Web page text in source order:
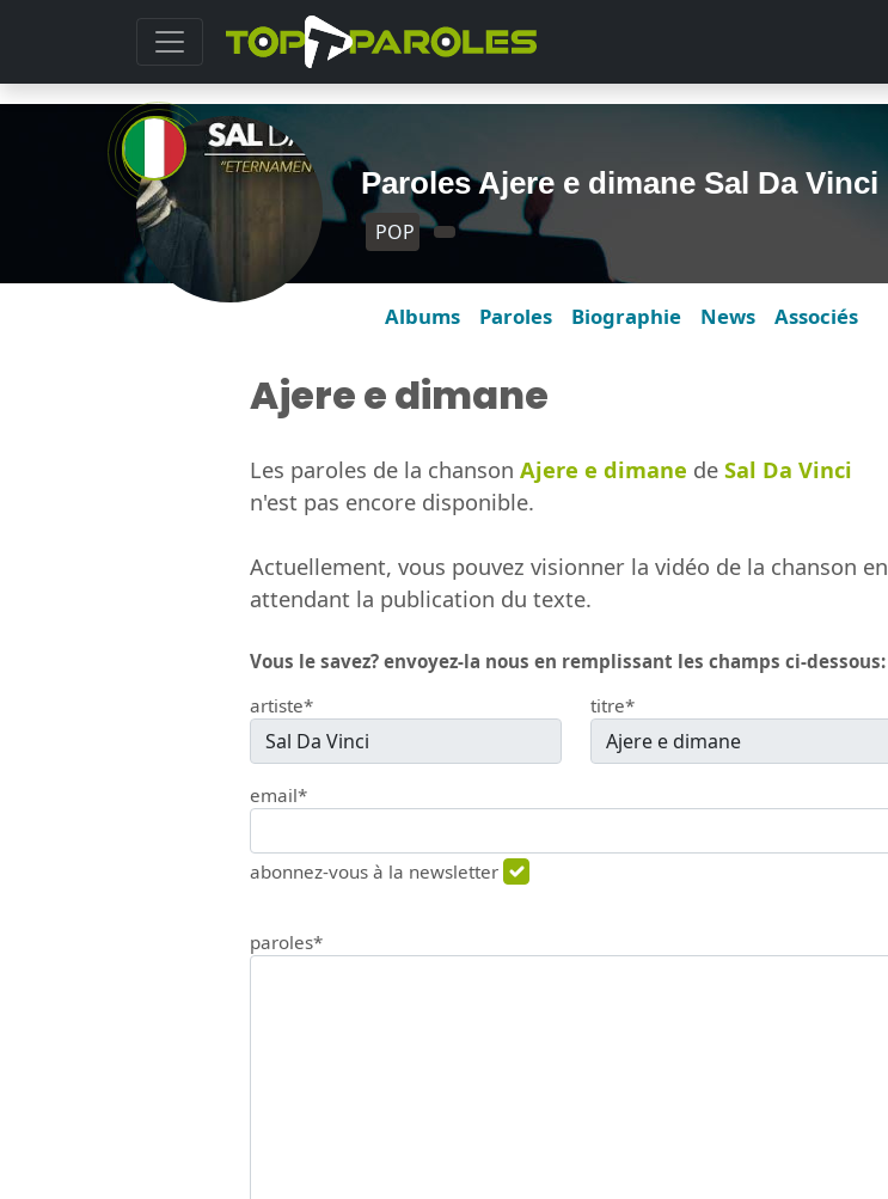
Paroles Ajere e dimane Sal Da Vinci
POP
Albums Paroles Biographie News Associés
Ajere e dimane
Les paroles de la chanson Ajere e dimane de Sal Da Vinci
n'est pas encore disponible.
Actuellement, vous pouvez visionner la vidéo de la chanson en
attendant la publication du texte.
Vous le savez? envoyez-la nous en remplissant les champs ci-dessous:
artiste*
titre*
email*
abonnez-vous à la newsletter
paroles*